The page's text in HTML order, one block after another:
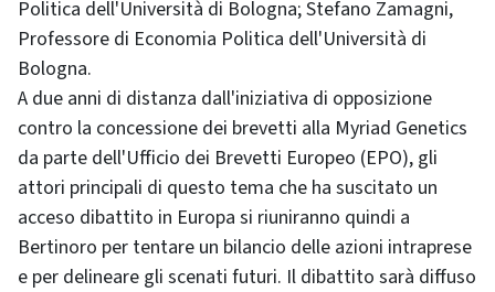
Politica dell'Università di Bologna; Stefano Zamagni,
Professore di Economia Politica dell'Università di
Bologna.
A due anni di distanza dall'iniziativa di opposizione
contro la concessione dei brevetti alla Myriad Genetics
da parte dell'Ufficio dei Brevetti Europeo (EPO), gli
attori principali di questo tema che ha suscitato un
acceso dibattito in Europa si riuniranno quindi a
Bertinoro per tentare un bilancio delle azioni intraprese
e per delineare gli scenati futuri. Il dibattito sarà diffuso